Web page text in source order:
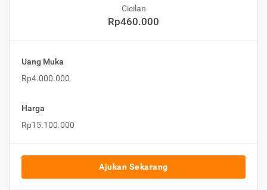
Cicilan
Rp460.000
Uang Muka
Rp4.000.000
Harga
Rp15.100.000
Ajukan Sekarang